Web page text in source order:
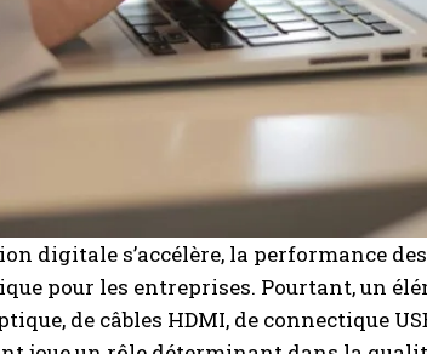
digitale s’accélère, la performance
pour les entreprises. Pourtant, un
de câbles HDMI, de connectique